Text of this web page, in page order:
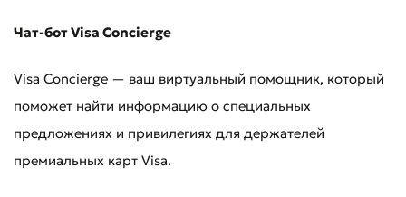
Чат-бот Visa Concierge
Visa Concierge — ваш виртуальный помощник, который
поможет найти информацию о специальных
предложениях и привилегиях для держателей
премиальных карт Visa.